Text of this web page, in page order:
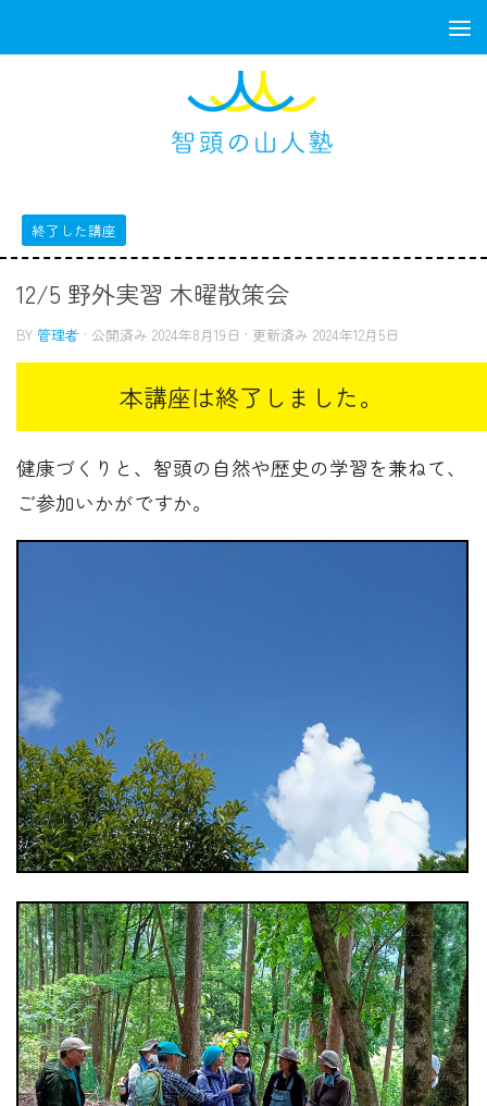
終了した講座
12/5 野外実習 木曜散策会
BY 管理者 · 公開済み 2024年8月19日 · 更新済み 2024年12月5日
健康づくりと、智頭の自然や歴史の学習を兼ねて、
ご参加いかがですか。